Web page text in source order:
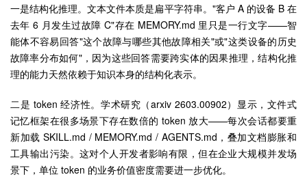
一是结构化推理。文本文件本质是扁平字符串。"客户 A 的设备 B 在
去年 6 月发生过故障 C"存在 MEMORY.md 里只是一行文字——智
能体不容易回答"这个故障与哪些其他故障相关"或"这类设备的历史
故障率分布如何"，因为这些回答需要跨实体的因果推理，结构化推
理的能力天然依赖于知识本身的结构化表示。
二是 token 经济性。学术研究（arxiv 2603.00902）显示，文件式
记忆框架在很多场景下存在数倍的 token 放大——每次会话都要重
新加载 SKILL.md / MEMORY.md / AGENTS.md，叠加文档膨胀和
工具输出污染。这对个人开发者影响有限，但在企业大规模并发场
景下，单位 token 的业务价值密度需要进一步优化。